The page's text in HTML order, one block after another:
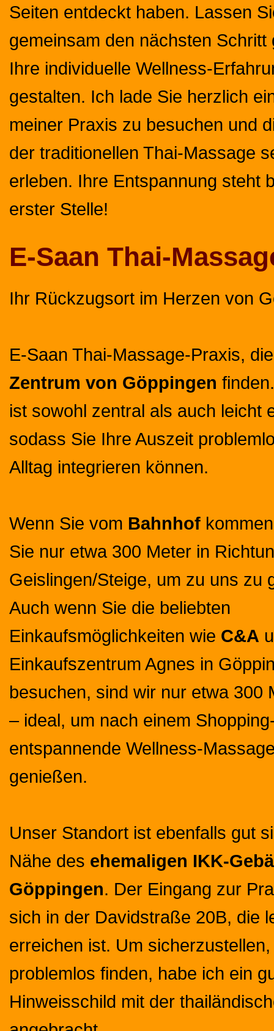
Seiten entdeckt haben. Lassen
gemeinsam den nächsten Schritt
Ihre individuelle Wellness-
gestalten. Ich lade Sie herzlich
meiner Praxis zu besuchen und
der traditionellen Thai-Massage
erleben. Ihre Entspannung steht
erster Stelle!
E-Saan Thai-
Ihr Rückzugsort im Herzen von
E-Saan Thai-Massage-Praxis,
Zentrum von Göppingen
ist sowohl zentral als auch leicht
sodass Sie Ihre Auszeit
Alltag integrieren können.
Wenn Sie vom Bahnhof
Sie nur etwa 300 Meter in
Geislingen/Steige, um zu uns zu
Auch wenn Sie die beliebten
Einkaufsmöglichkeiten wie C&A
Einkaufszentrum Agnes in
besuchen, sind wir nur etwa 300
– ideal, um nach einem
entspannende Wellness-
genießen.
Unser Standort ist ebenfalls gut
Nähe des ehemaligen IKK-
Göppingen. Der Eingang zur
sich in der Davidstraße 20B, die
erreichen ist. Um
problemlos finden, habe ich ein
Hinweisschild mit der